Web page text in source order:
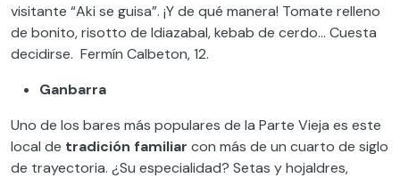
visitante “Aki se guisa”. ¡Y de qué manera! Tomate relleno
de bonito, risotto de Idiazabal, kebab de cerdo… Cuesta
decidirse. Fermín Calbeton, 12.
Ganbarra
Uno de los bares más populares de la Parte Vieja es este
local de tradición familiar con más de un cuarto de siglo
de trayectoria. ¿Su especialidad? Setas y hojaldres,